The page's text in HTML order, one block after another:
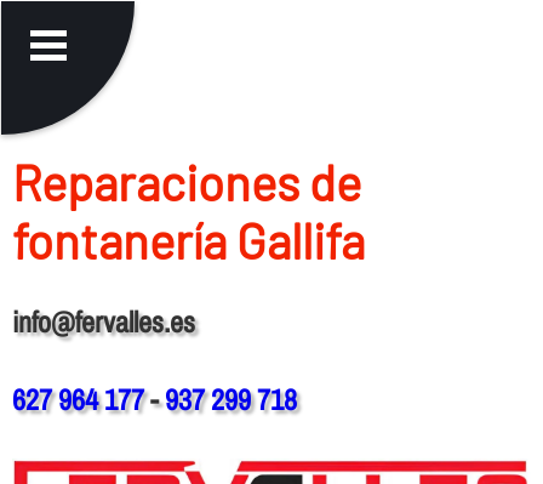
Reparaciones de
fontanerí­a Gallifa
info@fervalles.es
627 964 177-937 299 718